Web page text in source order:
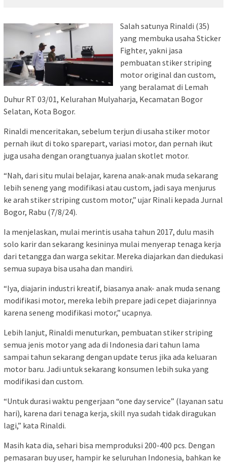
Salah satunya Rinaldi (35)
yang membuka usaha Sticker
Fighter, yakni jasa
pembuatan stiker striping
motor original dan custom,
yang beralamat di Lemah
Duhur RT 03/01, Kelurahan Mulyaharja, Kecamatan Bogor
Selatan, Kota Bogor.
Rinaldi menceritakan, sebelum terjun di usaha stiker motor
pernah ikut di toko sparepart, variasi motor, dan pernah ikut
juga usaha dengan orangtuanya jualan skotlet motor.
“Nah, dari situ mulai belajar, karena anak-anak muda sekarang
lebih seneng yang modifikasi atau custom, jadi saya menjurus
ke arah stiker striping custom motor,” ujar Rinali kepada Jurnal
Bogor, Rabu (7/8/24).
Ia menjelaskan, mulai merintis usaha tahun 2017, dulu masih
solo karir dan sekarang kesininya mulai menyerap tenaga kerja
dari tetangga dan warga sekitar. Mereka diajarkan dan diedukasi
semua supaya bisa usaha dan mandiri.
“Iya, diajarin industri kreatif, biasanya anak- anak muda senang
modifikasi motor, mereka lebih prepare jadi cepet diajarinnya
karena seneng modifikasi motor,” ucapnya.
Lebih lanjut, Rinaldi menuturkan, pembuatan stiker striping
semua jenis motor yang ada di Indonesia dari tahun lama
sampai tahun sekarang dengan update terus jika ada keluaran
motor baru. Jadi untuk sekarang konsumen lebih suka yang
modifikasi dan custom.
“Untuk durasi waktu pengerjaan “one day service” (layanan satu
hari), karena dari tenaga kerja, skill nya sudah tidak diragukan
lagi,” kata Rinaldi.
Masih kata dia, sehari bisa memproduksi 200-400 pcs. Dengan
pemasaran buy user, hampir ke seluruhan Indonesia, bahkan ke